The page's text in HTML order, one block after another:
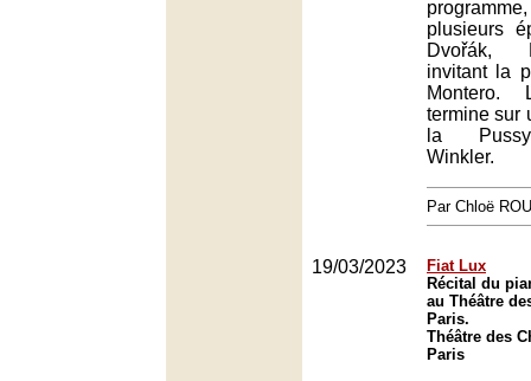
plusieurs
Dvořák,
invitant la
termine sur
la
Winkler.
Par Chloë
19/03/2023
Fiat Lux
Récital du
au Théâtre
Paris.
Théâtre des
Paris